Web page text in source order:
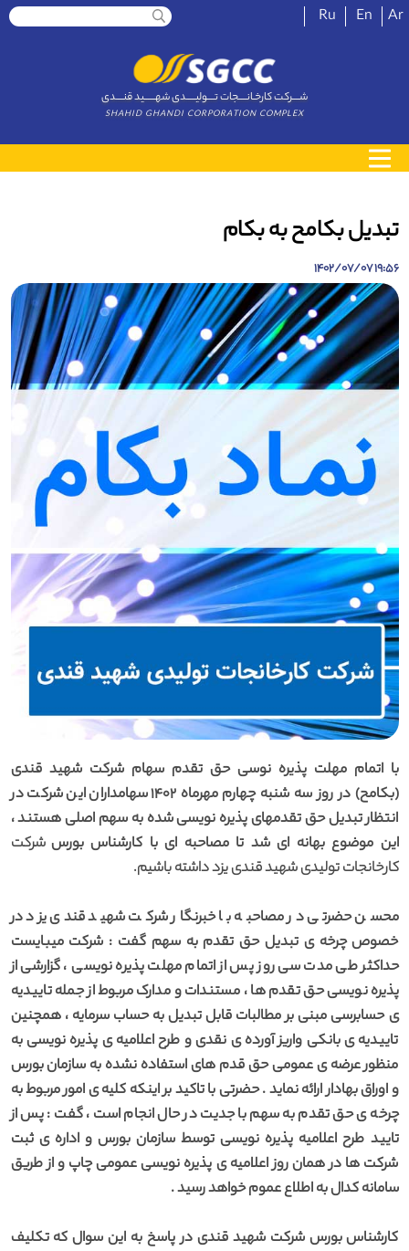
Ar
En
Ru
شــــرکت کارخـانــــجات تــــولیـــــدی شهــــــید قنــــدی
SHAHID GHANDI CORPORATION COMPLEX
تبدیل بکامح به بکام
19:56 1402/07/07
با اتمام مهلت پذیره نوسی حق تقدم سهام شرکت شهید قندی
(بکامح) در روز سه شنبه چهارم مهرماه 1402 سهامداران این شرکت در
انتظار تبدیل حق تقدمهای پذیره نویسی شده به سهم اصلی هستند ،
این موضوع بهانه ای شد تا مصاحبه ای با کارشناس بورسشرکت
کارخانجات تولیدی شهید قندی یزد داشته باشیم.
محسن حضرتی در مصاحبه با خبرنگار شرکت شهید قندی یزد در
خصوص چرخه ی تبدیل حق تقدم به سهم گفت : شرکت میبایست
حداکثر طی مدت سی روز پس از اتمام مهلت پذیره نویسی ، گزارشی از
پذیره نویسی حق تقدم ها ، مستندات و مدارک مربوط از جمله تاییدیه
ی حسابرسی مبنی بر مطالبات قابل تبدیل به حساب سرمایه ، همچنین
تاییدیه ی بانکی واریز آورده ی نقدی و طرح اعلامیه ی پذیره نویسی به
منظور عرضه ی عمومی حق قدم های استفاده نشده به سازمان بورس
و اوراق بهادار ارائه نماید . حضرتی با تاکید بر اینکه کلیه ی امور مربوط به
چرخه ی حق تقدم به سهم با جدیت در حال انجام است ، گفت : پس از
تایید طرح اعلامیه پذیره نویسی توسط سازمان بورس و اداره ی ثبت
شرکت ها در همان روز اعلامیه ی پذیره نویسی عمومی چاپ و از طریق
سامانه کدال به اطلاع عموم خواهد رسید .
کارشناس بورس شرکت شهید قندی در پاسخ به این سوال که تکلیف